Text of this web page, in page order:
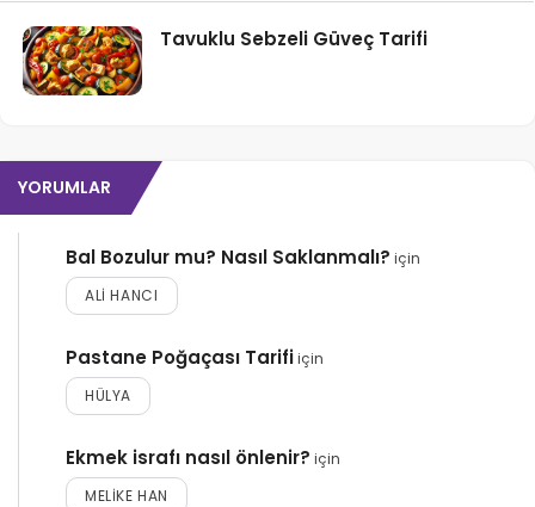
Tavuklu Sebzeli Güveç Tarifi
YORUMLAR
Bal Bozulur mu? Nasıl Saklanmalı? için
ALI HANCI
Pastane Poğaçası Tarifiiçin
HÜLYA
Ekmek israfı nasıl önlenir? için
MELIKE HAN